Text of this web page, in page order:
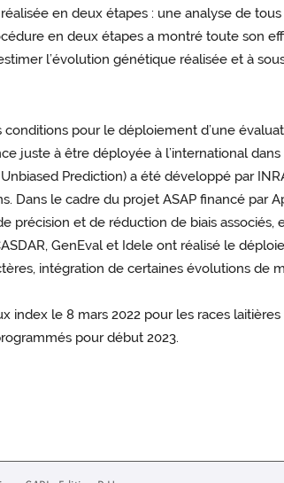
en deux étapes : une analyse de
en deux étapes a montré toute son
l’évolution génétique réalisée et à
conditions pour le déploiement d’une
juste à être déployée à l’international
Prediction) a été développé par
Dans le cadre du projet ASAP financé par
précision et de réduction de biais
GenEval et Idele ont réalisé le
intégration de certaines évolutions de
le 8 mars 2022 pour les races
pour début 2023.